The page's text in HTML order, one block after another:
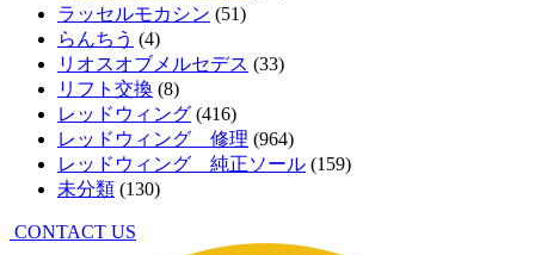
ラッセルモカシン (51)
らんちう (4)
リオスオブメルセデス (33)
リフト交換 (8)
レッドウィング (416)
レッドウィング 修理 (964)
レッドウィング 純正ソール (159)
未分類 (130)
CONTACT US